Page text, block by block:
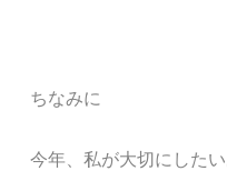
ちなみに
今年、私が大切にした